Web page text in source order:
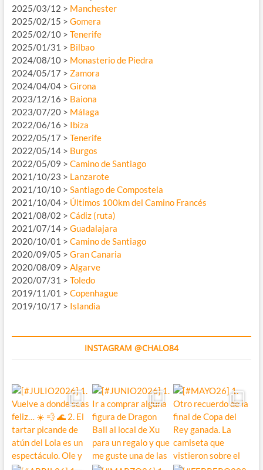
2025/03/12 > Manchester
2025/02/15 > Gomera
2025/02/10 > Tenerife
2025/01/31 > Bilbao
2024/08/10 > Monasterio de Piedra
2024/05/17 > Zamora
2024/04/04 > Girona
2023/12/16 > Baiona
2023/07/20 > Málaga
2022/06/16 > Ibiza
2022/05/17 > Tenerife
2022/05/14 > Burgos
2022/05/09 > Camino de Santiago
2021/10/23 > Lanzarote
2021/10/10 > Santiago de Compostela
2021/10/04 > Últimos 100km del Camino Francés
2021/08/02 > Cádiz (ruta)
2021/07/14 > Guadalajara
2020/10/01 > Camino de Santiago
2020/09/05 > Gran Canaria
2020/08/09 > Algarve
2020/07/31 > Toledo
2019/11/01 > Copenhague
2019/10/17 > Islandia
INSTAGRAM @CHALO84